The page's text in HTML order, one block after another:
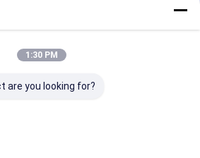
1:30 PM
are you looking for?